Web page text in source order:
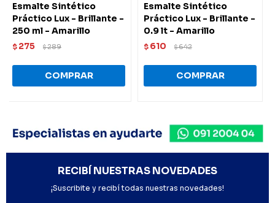
Esmalte Sintético
Práctico Lux - Brillante -
250 ml - Amarillo
$ 275 $289
Esmalte Sintético
Práctico Lux - Brillante -
0.9 lt - Amarillo
$ 610 $642
RECIBÍ NUESTRAS NOVEDADES
¡Suscribite y recibí todas nuestras novedades!